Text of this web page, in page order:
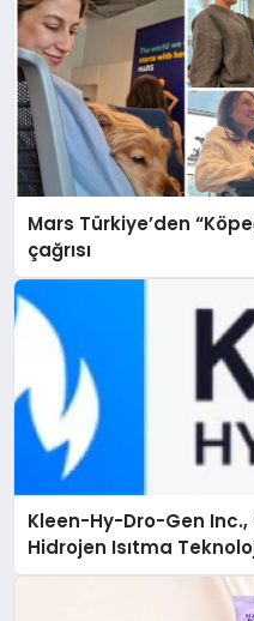
Mars Türkiye’den
çağrısı
Kleen-Hy-Dro-Gen Inc.,
Hidrojen Isıtma
Düzenleyici Onaylarını